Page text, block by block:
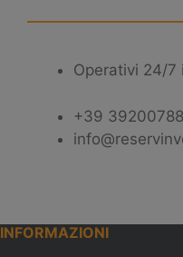
Operativi 24/7
+39
INFORMAZIONI